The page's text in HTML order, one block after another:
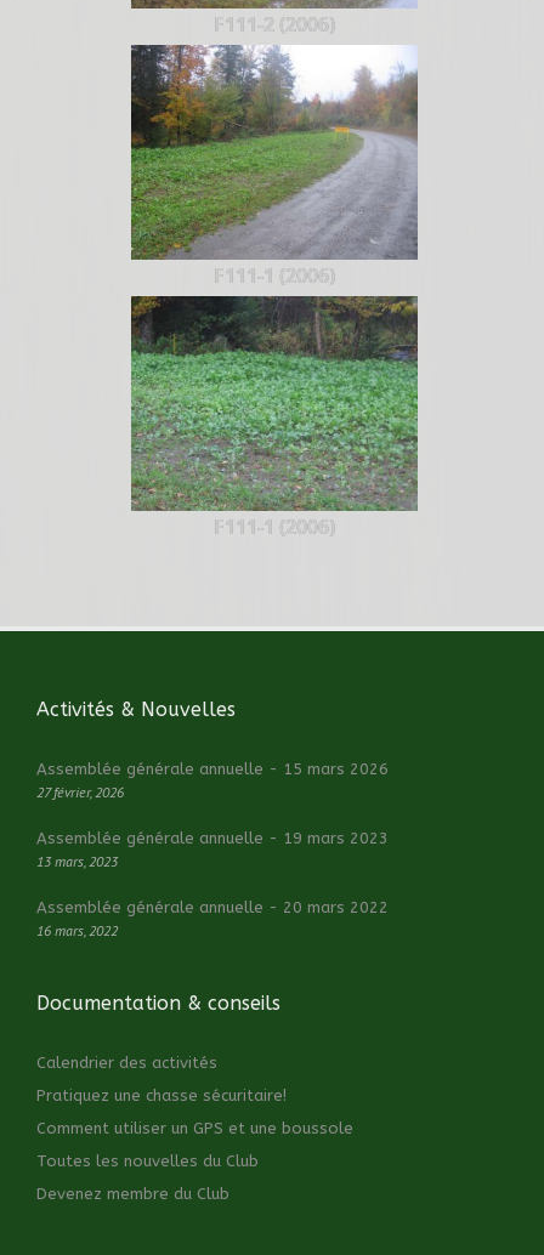
F111-2 (2006)
F111-1 (2006)
F111-1 (2006)
Activités & Nouvelles
Assemblée générale annuelle - 15 mars 2026
27 février, 2026
Assemblée générale annuelle - 19 mars 2023
13 mars, 2023
Assemblée générale annuelle - 20 mars 2022
16 mars, 2022
Documentation & conseils
Calendrier des activités
Pratiquez une chasse sécuritaire!
Comment utiliser un GPS et une boussole
Toutes les nouvelles du Club
Devenez membre du Club